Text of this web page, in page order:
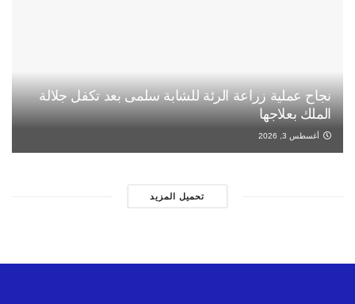
نجاح عملية زراعة الرئة للشابة سلمى بعد تكفل جلالة
الملك بعلاجها
أغسطس 3, 2026
تحميل المزيد